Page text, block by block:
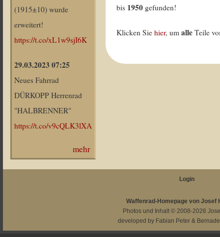
(1915±10) wurde
erweitert!
https://t.co/xL1w9sjI6K
29.03.2023 07:25
Neues Fahrrad
DÜRKOPP Herrenrad
"HALBRENNER"
https://t.co/v9cQLK3lXA
mehr
bis 1950 gefunden!
Klicken Siehier, umalle Teile
Login
Waffenrad-Homepage von Josef
Photos und Inhalt © 2008-2026
developed by Fabian Peter &